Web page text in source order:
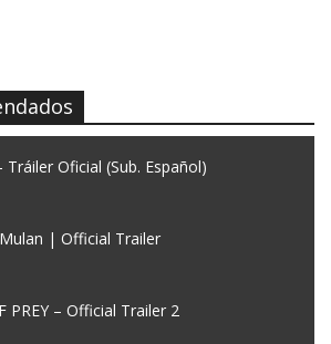
Tráiler Oficial (Sub. Español)
| Official Trailer
PREY – Official Trailer 2